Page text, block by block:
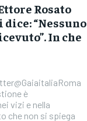
Rosato
“Nessuno
In che
è
vizi e nella
che non si spiega